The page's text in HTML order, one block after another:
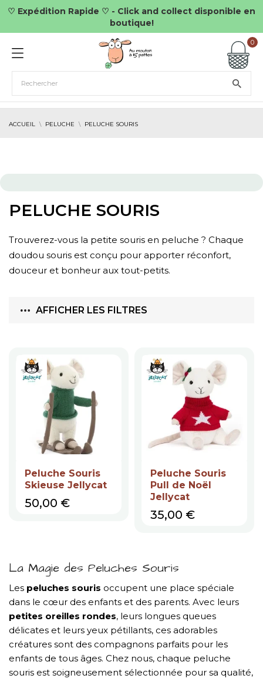
♡ Expédition Rapide ♡ - Click and collect disponible en
boutique!
0
ACCUEIL PELUCHE PELUCHE SOURIS
PELUCHE SOURIS
Trouverez-vous la petite souris en peluche ? Chaque
doudou souris est conçu pour apporter réconfort,
douceur et bonheur aux tout-petits.
AFFICHER LES FILTRES
Peluche Souris
Skieuse Jellycat
Prix
50,00 €
Peluche Souris
Pull de Noël
Jellycat
Prix
35,00 €
La Magie des Peluches Souris
Les peluches souris occupent une place spéciale
dans le cœur des enfants et des parents. Avec leurs
petites oreilles rondes, leurs longues queues
délicates et leurs yeux pétillants, ces adorables
créatures sont des compagnons parfaits pour les
enfants de tous âges. Chez nous, chaque peluche
souris est soigneusement sélectionnée pour sa qualité,